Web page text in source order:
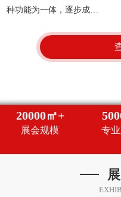
种功能为一体，逐步成…
20000㎡+
展会规模 专